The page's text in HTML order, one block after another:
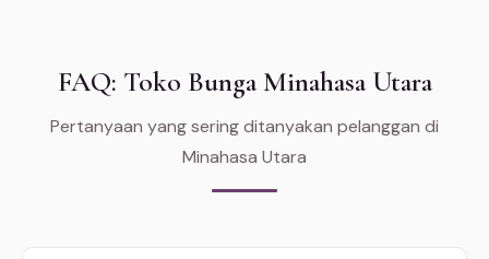
FAQ: Toko Bunga Minahasa Utara
Pertanyaan yang sering ditanyakan pelanggan di
Minahasa Utara